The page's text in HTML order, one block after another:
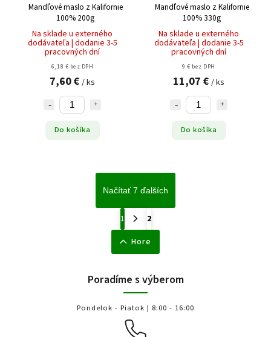
Mandľové maslo z Kalifornie
100% 200g
Na sklade u externého
dodávateľa | dodanie 3-5
pracovných dní
6,18 € bez DPH
7,60 € / ks
Do košíka
Mandľové maslo z Kalifornie
100% 330g
Na sklade u externého
dodávateľa | dodanie 3-5
pracovných dní
9 € bez DPH
11,07 € / ks
Do košíka
Načítať 7 ďalších
1
2
Hore
Poradíme s výberom
Pondelok - Piatok | 8:00 - 16:00